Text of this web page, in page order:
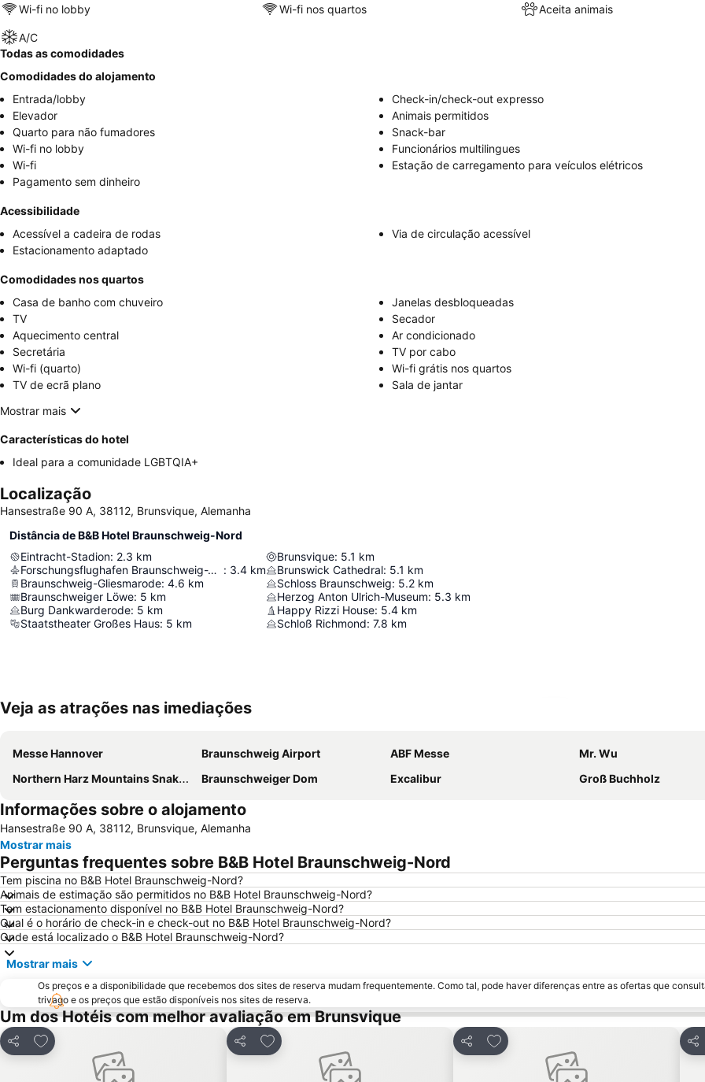
Wi-fi no lobby Wi-fi nos quartos Aceita animais
A/C
Todas as comodidades
Comodidades do alojamento
Entrada/lobby
Check-in/check-out expresso
Elevador
Animais permitidos
Quarto para não fumadores
Snack-bar
Wi-fi no lobby
Funcionários multilingues
Wi-fi
Estação de carregamento para veículos elétricos
Pagamento sem dinheiro
Acessibilidade
Acessível a cadeira de rodas
Via de circulação acessível
Estacionamento adaptado
Comodidades nos quartos
Casa de banho com chuveiro
Janelas desbloqueadas
TV
Secador
Aquecimento central
Ar condicionado
Secretária
TV por cabo
Wi-fi (quarto)
Wi-fi grátis nos quartos
TV de ecrã plano
Sala de jantar
Mostrar mais
Características do hotel
Ideal para a comunidade LGBTQIA+
Localização
Hansestraße 90 A, 38112, Brunsvique, Alemanha
Distância de B&B Hotel Braunschweig-Nord
Eintracht-Stadion: 2.3 km
Forschungsflughafen Braunschweig-Wolfsburg : 3.4 km
Braunschweig-Gliesmarode: 4.6 km
Braunschweiger Löwe: 5 km
Burg Dankwarderode: 5 km
Staatstheater Großes Haus: 5 km
Brunsvique: 5.1 km
Brunswick Cathedral: 5.1 km
Schloss Braunschweig: 5.2 km
Herzog Anton Ulrich-Museum: 5.3 km
Happy Rizzi House: 5.4 km
Schloß Richmond: 7.8 km
Veja as atrações nas imediações
Messe Hannover Braunschweig Airport ABF Messe
Mr. Wu
Northern Harz Mountains Snake Farm
Braunschweiger Dom Excalibur Groß Buchholz
Informações sobre o alojamento
Hansestraße 90 A, 38112, Brunsvique, Alemanha
Mostrar mais
Perguntas frequentes sobre B&B Hotel Braunschweig-Nord
Tem piscina no B&B Hotel Braunschweig-Nord?
Animais de estimação são permitidos no B&B Hotel Braunschweig-Nord?
Tem estacionamento disponível no B&B Hotel Braunschweig-Nord?
Qual é o horário de check-in e check-out no B&B Hotel Braunschweig-Nord?
Onde está localizado o B&B Hotel Braunschweig-Nord?
Mostrar mais
Os preços e a disponibilidade que recebemos dos sites de reserva mudam frequentemente. Como tal, pode haver diferenças entre as ofertas que
trivago e os preços que estão disponíveis nos sites de reserva.
Um dos Hotéis com melhor avaliação em Brunsvique
Partilhar
Adicionar aos favoritos
Partilhar
Adicionar aos favoritos
Partilhar
Adicionar aos favoritos